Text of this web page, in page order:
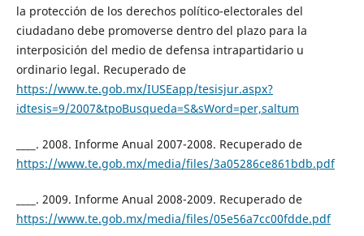
la protección de los derechos político-electorales del
ciudadano debe promoverse dentro del plazo para la
interposición del medio de defensa intrapartidario u
ordinario legal. Recuperado de
https://www.te.gob.mx/IUSEapp/tesisjur.aspx?
idtesis=9/2007&tpoBusqueda=S&sWord=per,saltum
____. 2008. Informe Anual 2007-2008. Recuperado de
https://www.te.gob.mx/media/files/3a05286ce861bdb.pdf
____. 2009. Informe Anual 2008-2009. Recuperado de
https://www.te.gob.mx/media/files/05e56a7cc00fdde.pdf